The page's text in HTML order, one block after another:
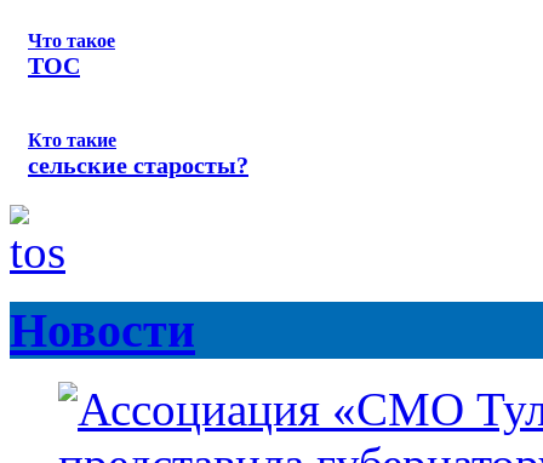
Что такое
ТОС
Кто такие
сельские старосты?
Новости